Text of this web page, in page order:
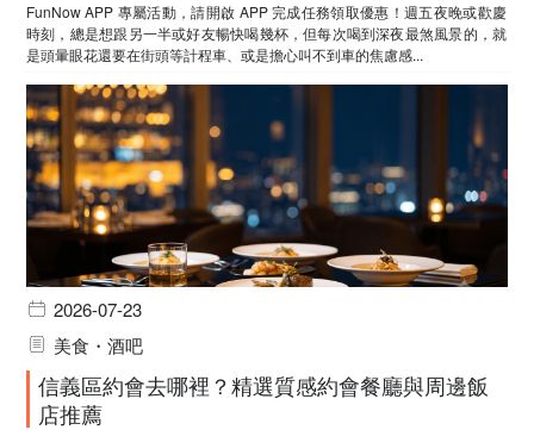
FunNow APP 專屬活動，請開啟 APP 完成任務領取優惠！週五夜晚或歡慶
時刻，總是想跟另一半或好友暢快喝幾杯，但每次喝到深夜最煞風景的，就
是頭暈眼花還要在街頭等計程車、或是擔心叫不到車的焦慮感...
2026-07-23
美食・酒吧
信義區約會去哪裡？精選質感約會餐廳與周邊飯
店推薦